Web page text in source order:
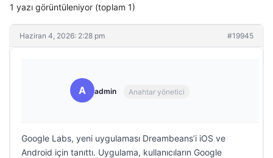
1 yazı görüntüleniyor (toplam 1)
Haziran 4, 2026: 2:28 pm #19945
A admin Anahtar yönetici
Google Labs, yeni uygulaması Dreambeans’i iOS ve
Android için tanıttı. Uygulama, kullanıcıların Google